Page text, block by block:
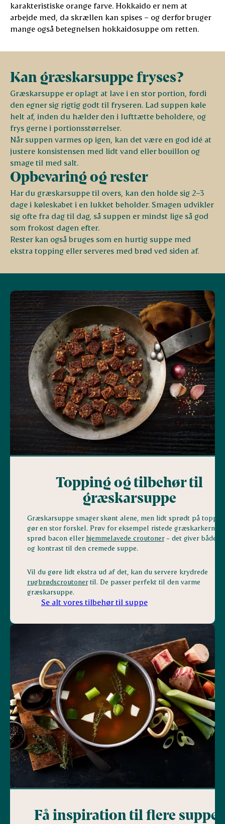
karakteristiske orange farve. Hokkaido er nem at
arbejde med, da skrællen kan spises – og derfor bruger
mange også betegnelsen hokkaidosuppe om retten.
Kan græskarsuppe fryses?
Græskarsuppe er oplagt at lave i en stor portion, fordi
den egner sig rigtig godt til fryseren. Lad suppen køle
helt af, inden du hælder den i lufttætte beholdere, og
frys gerne i portionsstørrelser.
Når suppen varmes op igen, kan det være en god idé at
justere konsistensen med lidt vand eller bouillon og
smage til med salt.
Opbevaring og rester
Har du græskarsuppe til overs, kan den holde sig 2–3
dage i køleskabet i en lukket beholder. Smagen udvikler
sig ofte fra dag til dag, så suppen er mindst lige så god
som frokost dagen efter.
Rester kan også bruges som en hurtig suppe med
ekstra topping eller serveres med brød ved siden af.
Topping og tilbehør til
græskarsuppe
Græskarsuppe smager skønt alene, men lidt sprødt på toppen
gør en stor forskel. Prøv for eksempel ristede græskarkerner,
sprød bacon eller hjemmelavede croutoner– det giver både
og kontrast til den cremede suppe.
Vil du gøre lidt ekstra ud af det, kan du servere krydrede
rugbrødscroutonertil. De passer perfekt til den varme
græskarsuppe.
Se alt vores tilbehør til suppe
Få inspiration til flere supper